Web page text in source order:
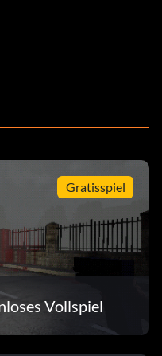
Gratisspiel
Vollspiel